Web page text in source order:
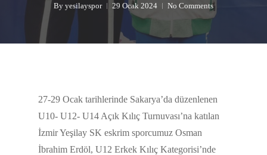
By yesilayspor 29 Ocak 2024 No Comments
27-29 Ocak tarihlerinde Sakarya’da düzenlenen
U10- U12- U14 Açık Kılıç Turnuvası’na katılan
İzmir Yeşilay SK eskrim sporcumuz Osman
İbrahim Erdöl, U12 Erkek Kılıç Kategorisi’nde